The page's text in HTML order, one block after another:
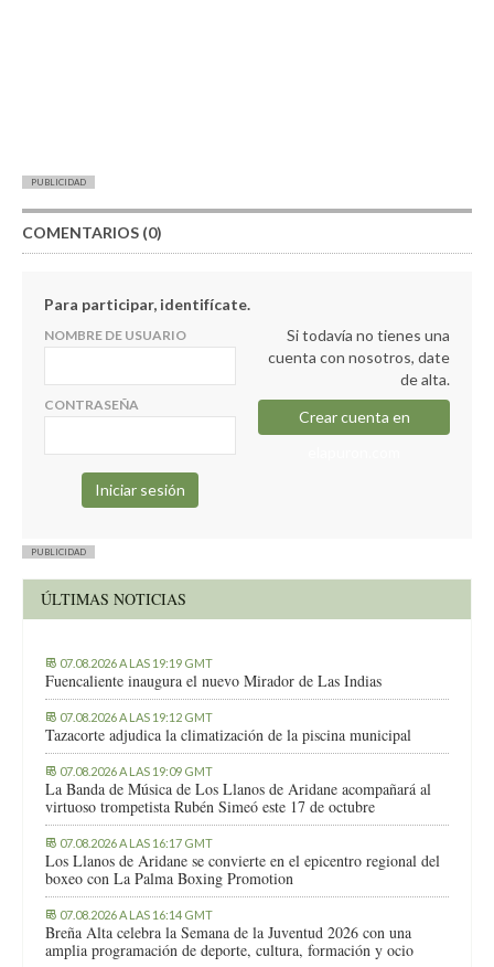
PUBLICIDAD
COMENTARIOS (0)
Para participar, identifícate.
NOMBRE DE USUARIO
CONTRASEÑA
Si todavía no tienes una
cuenta con nosotros, date
de alta.
Crear cuenta en
PUBLICIDAD
ÚLTIMAS NOTICIAS
07.08.2026 A LAS 19:19 GMT
Fuencaliente inaugura el nuevo Mirador de Las Indias
07.08.2026 A LAS 19:12 GMT
Tazacorte adjudica la climatización de la piscina municipal
07.08.2026 A LAS 19:09 GMT
La Banda de Música de Los Llanos de Aridane acompañará al
virtuoso trompetista Rubén Simeó este 17 de octubre
07.08.2026 A LAS 16:17 GMT
Los Llanos de Aridane se convierte en el epicentro regional del
boxeo con La Palma Boxing Promotion
07.08.2026 A LAS 16:14 GMT
Breña Alta celebra la Semana de la Juventud 2026 con una
amplia programación de deporte, cultura, formación y ocio